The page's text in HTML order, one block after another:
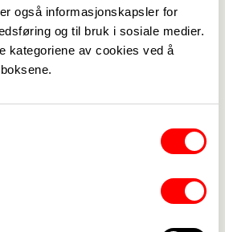
også informasjonskapsler for
og til bruk i sosiale medier.
kategoriene av cookies ved å
ha en lavlønnsprofil.
i virksomheter med lange
oppnå høyere lønn